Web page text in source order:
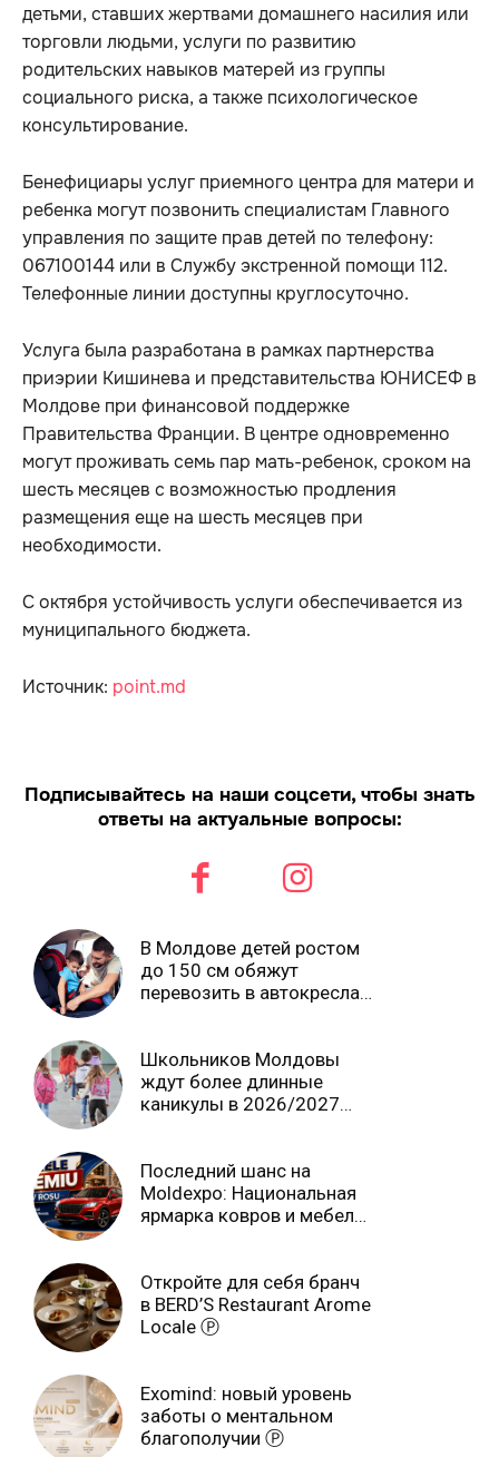
детьми, ставших жертвами домашнего насилия или
торговли людьми, услуги по развитию
родительских навыков матерей из группы
социального риска, а также психологическое
консультирование.
Бенефициары услуг приемного центра для матери и
ребенка могут позвонить специалистам Главного
управления по защите прав детей по телефону:
067100144 или в Службу экстренной помощи 112.
Телефонные линии доступны круглосуточно.
Услуга была разработана в рамках партнерства
приэрии Кишинева и представительства ЮНИСЕФ в
Молдове при финансовой поддержке
Правительства Франции. В центре одновременно
могут проживать семь пар мать-ребенок, сроком на
шесть месяцев с возможностью продления
размещения еще на шесть месяцев при
необходимости.
С октября устойчивость услуги обеспечивается из
муниципального бюджета.
Источник: point.md
Подписывайтесь на наши соцсети, чтобы знать
ответы на актуальные вопросы:
В Молдове детей ростом
до 150 см обяжут
перевозить в автокреслах
Школьников Молдовы
ждут более длинные
каникулы в 2026/2027
Последний шанс на
Moldexpo: Национальная
ярмарка ковров и мебели
Откройте для себя бранч
в BERD’S Restaurant Arome
Locale Ⓟ
Exomind: новый уровень
заботы о ментальном
благополучии Ⓟ